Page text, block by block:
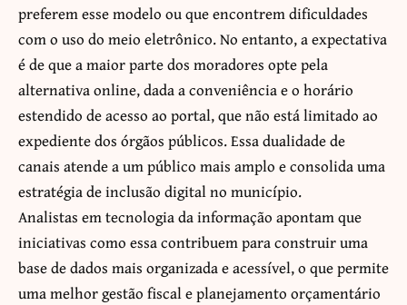
preferem esse modelo ou que encontrem dificuldades
com o uso do meio eletrônico. No entanto, a expectativa
é de que a maior parte dos moradores opte pela
alternativa online, dada a conveniência e o horário
estendido de acesso ao portal, que não está limitado ao
expediente dos órgãos públicos. Essa dualidade de
canais atende a um público mais amplo e consolida uma
estratégia de inclusão digital no município.
Analistas em tecnologia da informação apontam que
iniciativas como essa contribuem para construir uma
base de dados mais organizada e acessível, o que permite
uma melhor gestão fiscal e planejamento orçamentário